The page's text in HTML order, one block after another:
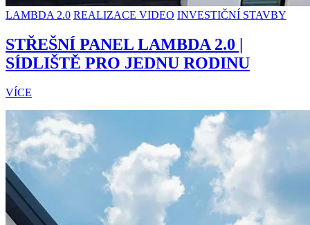
LAMBDA 2.0 REALIZACE VIDEO INVESTIČNÍ STAVBY
STŘEŠNÍ PANEL LAMBDA 2.0 |
SÍDLIŠTĚ PRO JEDNU RODINU
VÍCE